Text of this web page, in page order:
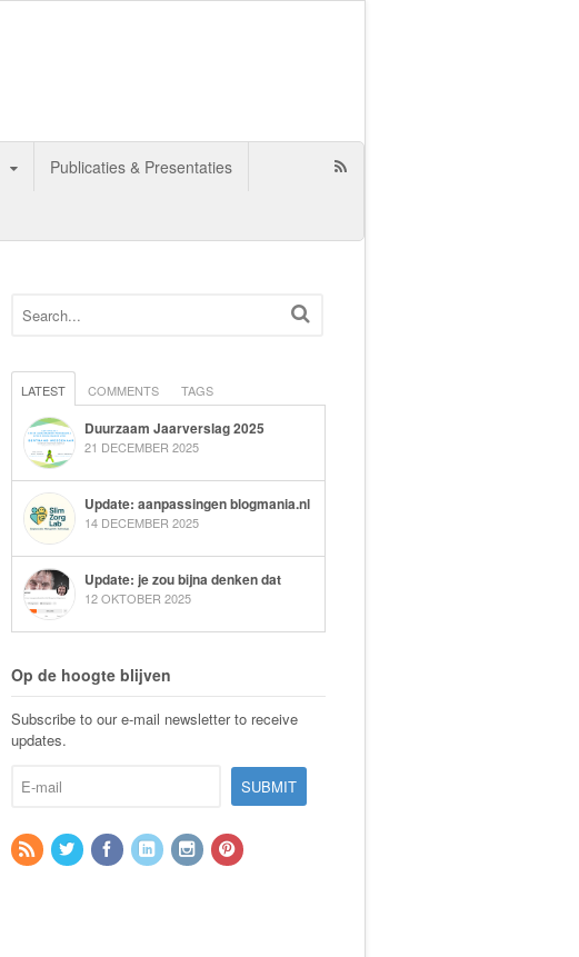
Publicaties & Presentaties
LATEST COMMENTS TAGS
Duurzaam Jaarverslag 2025
21 DECEMBER 2025
Update: aanpassingen blogmania.nl
14 DECEMBER 2025
Update: je zou bijna denken dat
12 OKTOBER 2025
Op de hoogte blijven
Subscribe to our e-mail newsletter to receive
updates.